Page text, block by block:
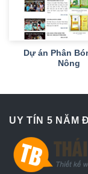
Dự án Phân
Nông
UY TÍN 5 NĂM